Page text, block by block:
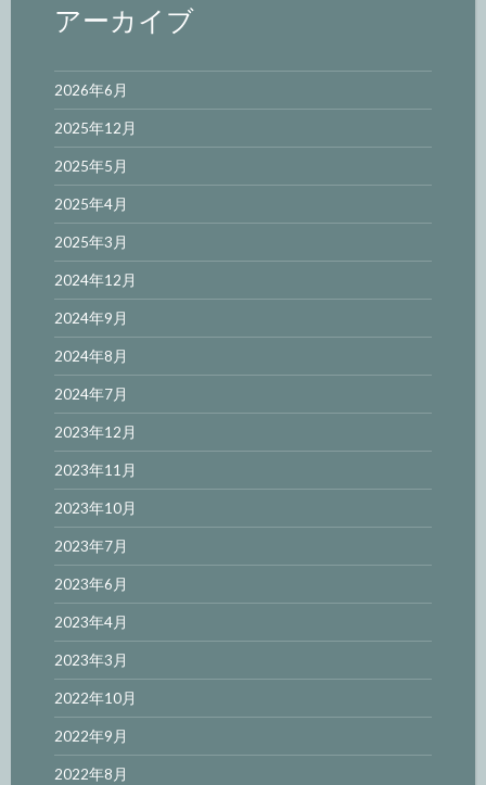
アーカイブ
2026年6月
2025年12月
2025年5月
2025年4月
2025年3月
2024年12月
2024年9月
2024年8月
2024年7月
2023年12月
2023年11月
2023年10月
2023年7月
2023年6月
2023年4月
2023年3月
2022年10月
2022年9月
2022年8月